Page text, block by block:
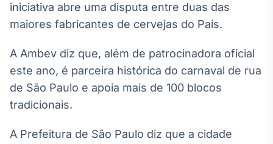
White Label
Plataforma para
personalizados
Soluções de Dados
Broadcast
iniciativa abre uma disputa entre duas das
maiores fabricantes de cervejas do País.
A Ambev diz que, além de patrocinadora oficial
este ano, é parceira histórica do carnaval de rua
de São Paulo e apoia mais de 100 blocos
tradicionais.
A Prefeitura de São Paulo diz que a cidade